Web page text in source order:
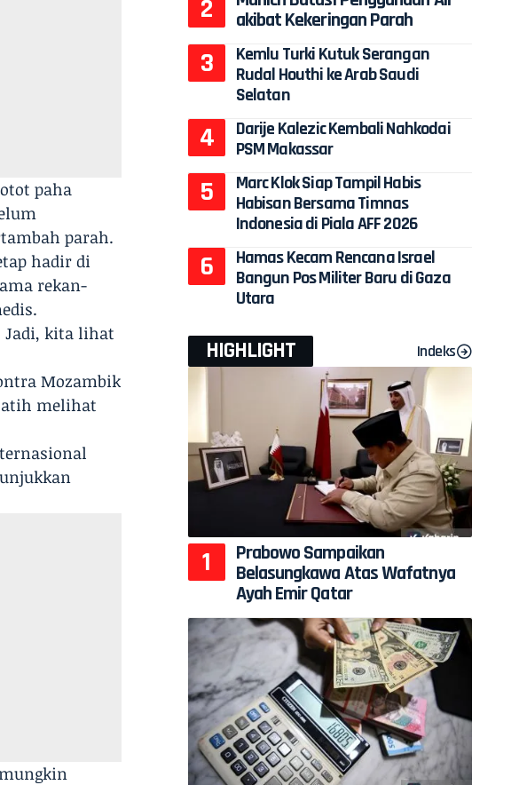
paha
parah.
hadir di
rekan-
Jadi, kita lihat
Mozambik
melihat
akibat Kekeringan Parah
Kemlu Turki Kutuk Serangan
Rudal Houthi ke Arab Saudi
Selatan
Darije Kalezic Kembali Nahkodai
PSM Makassar
Marc Klok Siap Tampil Habis
Habisan Bersama Timnas
Indonesia di Piala AFF 2026
Hamas Kecam Rencana Israel
Bangun Pos Militer Baru di Gaza
Utara
HIGHLIGHT Indeks
Prabowo Sampaikan
Belasungkawa Atas Wafatnya
Ayah Emir Qatar